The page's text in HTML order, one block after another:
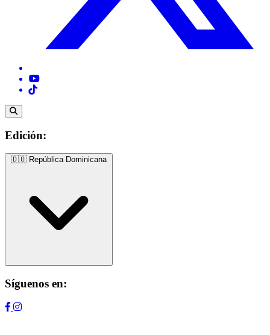
Edición:
🇩🇴 República Dominicana
Síguenos en: